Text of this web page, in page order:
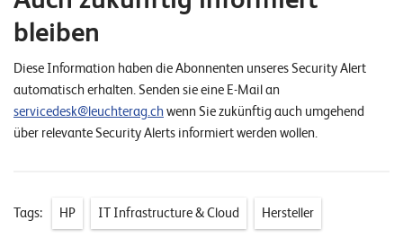
U
P
O
R
T
V
I
E
bleiben
Diese Information haben die Abonnenten unseres Security Alert
automatisch erhalten. Senden sie eine E-Mail an
servicedesk@leuchterag.ch wenn Sie zukünftig auch umgehend
über relevante Security Alerts informiert werden wollen.
Tags: HP IT Infrastructure & Cloud Hersteller